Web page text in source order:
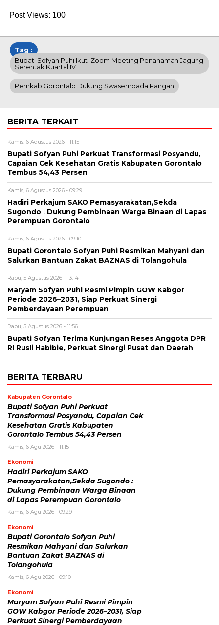
Post Views: 100
Tag :
Bupati Sofyan Puhi Ikuti Zoom Meeting Penanaman Jagung
Serentak Kuartal IV
Pemkab Gorontalo Dukung Swasembada Pangan
BERITA TERKAIT
Kamis, 6 Agustus 2026 - 11:15
Bupati Sofyan Puhi Perkuat Transformasi Posyandu,
Capaian Cek Kesehatan Gratis Kabupaten Gorontalo
Tembus 54,43 Persen
Kamis, 6 Agustus 2026 - 09:29
Hadiri Perkajum SAKO Pemasyarakatan,Sekda
Sugondo : Dukung Pembinaan Warga Binaan di Lapas
Perempuan Gorontalo
Kamis, 6 Agustus 2026 - 09:10
Bupati Gorontalo Sofyan Puhi Resmikan Mahyani dan
Salurkan Bantuan Zakat BAZNAS di Tolangohula
Rabu, 5 Agustus 2026 - 13:14
Maryam Sofyan Puhi Resmi Pimpin GOW Kabgor
Periode 2026–2031, Siap Perkuat Sinergi
Pemberdayaan Perempuan
Rabu, 5 Agustus 2026 - 11:56
Bupati Sofyan Terima Kunjungan Reses Anggota DPR
RI Rusli Habibie, Perkuat Sinergi Pusat dan Daerah
BERITA TERBARU
Kabupaten Gorontalo
Bupati Sofyan Puhi Perkuat
Transformasi Posyandu, Capaian Cek
Kesehatan Gratis Kabupaten
Gorontalo Tembus 54,43 Persen
Kamis, 6 Agu 2026 - 11:15
Ekonomi
Hadiri Perkajum SAKO
Pemasyarakatan,Sekda Sugondo :
Dukung Pembinaan Warga Binaan
di Lapas Perempuan Gorontalo
Kamis, 6 Agu 2026 - 09:29
Ekonomi
Bupati Gorontalo Sofyan Puhi
Resmikan Mahyani dan Salurkan
Bantuan Zakat BAZNAS di
Tolangohula
Kamis, 6 Agu 2026 - 09:10
Ekonomi
Maryam Sofyan Puhi Resmi Pimpin
GOW Kabgor Periode 2026–2031, Siap
Perkuat Sinergi Pemberdayaan